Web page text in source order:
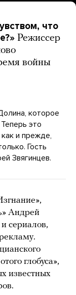
что
Режиссер
войны
которое
это
и прежде,
Гость
Звягинцев.
Андрей
сериалов,
глобуса»,
известных